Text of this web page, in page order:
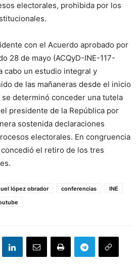
electorales, prohibida por los
con el Acuerdo aprobado por
28 de mayo (ACQyD-INE-117-
cabo un estudio integral y
de las mañaneras desde el inicio
se determinó conceder una tutela
presidente de la República por
sostenida declaraciones
electorales. En congruencia
el retiro de los tres
lópez obrador conferencias
INE